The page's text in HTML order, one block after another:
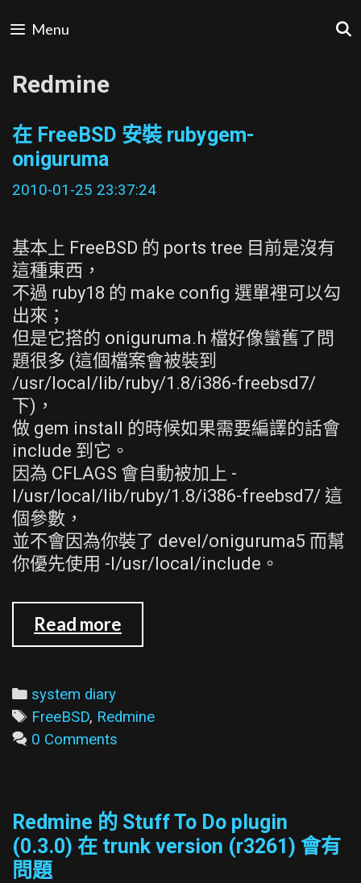
to
Menu
Redmine
在 FreeBSD 安裝 rubygem-
oniguruma
2010-01-25 23:37:24
基本上 FreeBSD 的 ports tree 目前是沒有
這種東西，
不過 ruby18 的 make config 選單裡可以勾
出來；
但是它搭的 oniguruma.h 檔好像蠻舊了問
題很多 (這個檔案會被裝到
/usr/local/lib/ruby/1.8/i386-freebsd7/
下)，
做 gem install 的時候如果需要編譯的話會
include 到它。
因為 CFLAGS 會自動被加上 -
I/usr/local/lib/ruby/1.8/i386-freebsd7/ 這
個參數，
並不會因為你裝了 devel/oniguruma5 而幫
你優先使用 -I/usr/local/include。
Read more
FreeBSD
rubygem-
Categories
system diary
Tags
FreeBSD, Redmine
0 Comments
Redmine 的 Stuff To Do plugin
(0.3.0) 在 trunk version (r3261) 會有
問題